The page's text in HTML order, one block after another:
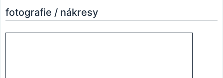
fotografie / nákresy